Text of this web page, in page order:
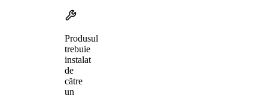
Produsul
trebuie
instalat
de
către
un